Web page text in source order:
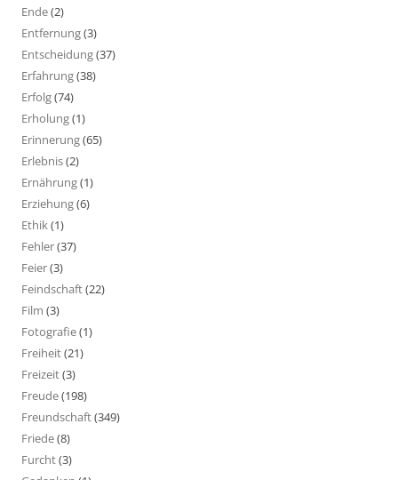
Ende(2)
Entfernung(3)
Entscheidung(37)
Erfahrung(38)
Erfolg(74)
Erholung(1)
Erinnerung(65)
Erlebnis(2)
Ernährung(1)
Erziehung(6)
Ethik(1)
Fehler(37)
Feier(3)
Feindschaft(22)
Film (3)
Fotografie(1)
Freiheit(21)
Freizeit(3)
Freude(198)
Freundschaft(349)
Friede(8)
Furcht(3)